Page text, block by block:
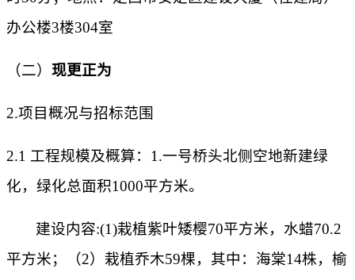
办公楼3楼304室
（二） 现更正为
2.项目概况与招标范围
2.1 工程规模及概算： 1.一号桥头北侧空地新建绿
化，绿化总面积1000平方米。
建设内容:(1)栽植紫叶矮樱70平方米，水蜡70.2
平方米；（2）栽植乔木59棵，其中：海棠14株，榆